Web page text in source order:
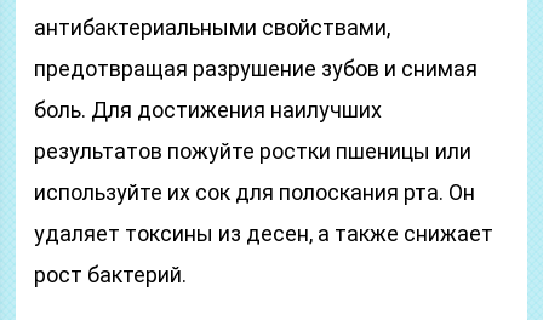
антибактериальными свойствами,
предотвращая разрушение зубов и снимая
боль. Для достижения наилучших
результатов пожуйте ростки пшеницы или
используйте их сок для полоскания рта. Он
удаляет токсины из десен, а также снижает
рост бактерий.